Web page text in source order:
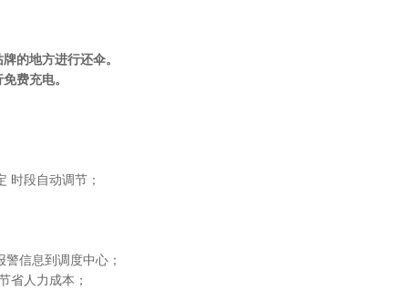
的地方进行还伞。
费充电。
时段自动调节；
信息到调度中心；
省人力成本；